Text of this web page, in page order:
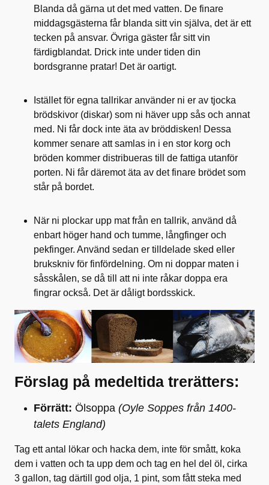
Blanda då gärna ut det med vatten. De finare
middagsgästerna får blanda sitt vin själva, det är ett
tecken på ansvar. Övriga gäster får sitt vin
färdigblandat. Drick inte under tiden din
bordsgranne pratar! Det är oartigt.
Istället för egna tallrikar använder ni er av tjocka
brödskivor (diskar) som ni häver upp sås och annat
med. Ni får dock inte äta av bröddisken! Dessa
kommer senare att samlas in i en stor korg och
bröden kommer distribueras till de fattiga utanför
porten. Ni får däremot äta av det finare brödet som
står på bordet.
När ni plockar upp mat från en tallrik, använd då
enbart höger hand och tumme, långfinger och
pekfinger. Använd sedan er tilldelade sked eller
brukskniv för finfördelning. Om ni doppar maten i
såsskålen, se då till att ni inte råkar doppa era
fingrar också. Det är dåligt bordsskick.
Förslag på medeltida trerätters:
Förrätt: Ölsoppa (Oyle Soppes från 1400-
talets England)
Tag ett antal lökar och hacka dem, inte för smått, koka
dem i vatten och ta upp dem och tag en hel del öl, cirka
3 gallon, tag därtill god olja, 1 pint, som fått steka med